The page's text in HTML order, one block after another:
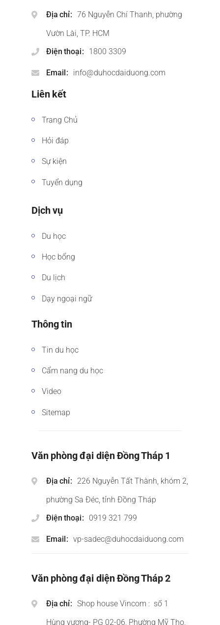
Địa chỉ
76 Nguyễn Chí Thanh, phường
Vườn Lài, TP. HCM
Điện thoại
1800 3309
Email info@duhocdaiduong.com
Liên kết
Trang Chủ
Hỏi đáp
Sự kiện
Tuyển dụng
Dịch vụ
Du học
Học bổng
Du lịch
Dạy ngoại ngữ
Thông tin
Tin du học
Cẩm nang du học
Video
Sitemap
Văn phòng đại diện Đồng Tháp 1
Địa chỉ
226 Nguyễn Tất Thành, khóm 2,
phường Sa Đéc, tỉnh Đồng Tháp
Điện thoại
0919 321 799
Email vp-sadec@duhocdaiduong.com
Văn phòng đại diện Đồng Tháp 2
Địa chỉ
Shop house Vincom : số 1
Hùng vương- PG 02-06, Phường Mỹ Tho,